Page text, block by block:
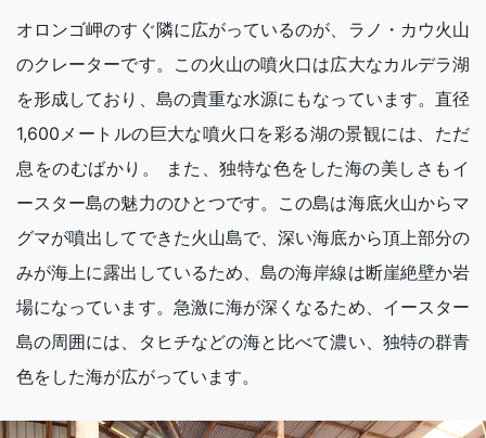
オロンゴ岬のすぐ隣に広がっているのが、ラノ・カウ火山
のクレーターです。この火山の噴火口は広大なカルデラ湖
を形成しており、島の貴重な水源にもなっています。直径
1,600メートルの巨大な噴火口を彩る湖の景観には、ただ
息をのむばかり。 また、独特な色をした海の美しさもイ
ースター島の魅力のひとつです。この島は海底火山からマ
グマが噴出してできた火山島で、深い海底から頂上部分の
みが海上に露出しているため、島の海岸線は断崖絶壁か岩
場になっています。急激に海が深くなるため、イースター
島の周囲には、タヒチなどの海と比べて濃い、独特の群青
色をした海が広がっています。